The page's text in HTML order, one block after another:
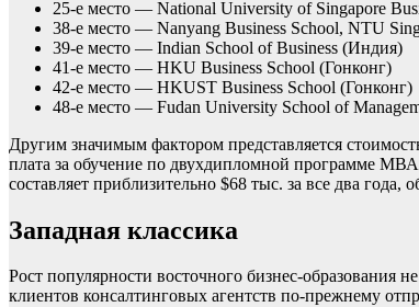
25-е место — National University of Singapore
38-е место — Nanyang Business School, NTU
39-е место — Indian School of Business (Индия)
41-е место — HKU Business School (Гонконг)
42-е место — HKUST Business School (Гонконг)
48-е место — Fudan University School of
Другим значимым фактором представляется
плата за обучение по двухдипломной программе
составляет приблизительно $68 тыс. за все два
Западная классика
Рост популярности восточного бизнес-образования
клиентов консалтинговых агентств по-прежнему